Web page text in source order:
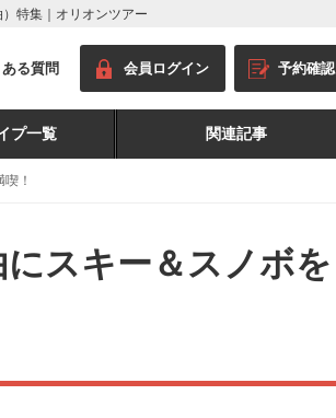
特集｜オリオンツアー
る質問 会員ログイン 予約確認
プ一覧 関連記事
！
スキー＆スノボを